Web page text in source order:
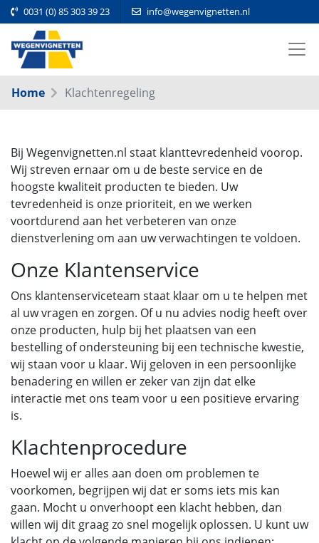
0031 (0) 85 303 39 23 info@wegenvignetten.nl
Home Klachtenregeling
Bij Wegenvignetten.nl staat klanttevredenheid voorop.
Wij streven ernaar om u de beste service en de
hoogste kwaliteit producten te bieden. Uw
tevredenheid is onze prioriteit, en we werken
voortdurend aan het verbeteren van onze
dienstverlening om aan uw verwachtingen te voldoen.
Onze Klantenservice
Ons klantenserviceteam staat klaar om u te helpen met
al uw vragen en zorgen. Of u nu advies nodig heeft over
onze producten, hulp bij het plaatsen van een
bestelling of ondersteuning bij een technische kwestie,
wij staan voor u klaar. Wij geloven in een persoonlijke
benadering en willen er zeker van zijn dat elke
interactie met ons team voor u een positieve ervaring
is.
Klachtenprocedure
Hoewel wij er alles aan doen om problemen te
voorkomen, begrijpen wij dat er soms iets mis kan
gaan. Mocht u onverhoopt een klacht hebben, dan
willen wij dit graag zo snel mogelijk oplossen. U kunt uw